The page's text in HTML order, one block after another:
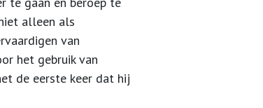
alleen als
van
het gebruik van
de eerste keer dat hij